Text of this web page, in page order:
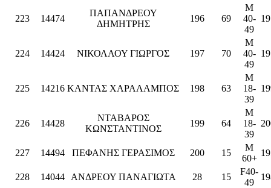
223 14474
ΠΑΠΑΝΔΡΕΟΥ
ΔΗΜΗΤΡΗΣ
196 69
M
40-
49
224 14424 ΝΙΚΟΛΑΟΥ ΓΙΩΡΓΟΣ 197 70
M
40-
49
225 14216 ΚΑΝΤΑΣ ΧΑΡΑΛΑΜΠΟΣ 198 63
M
18-
39
226 14428
ΝΤΑΒΑΡΟΣ
ΚΩΝΣΤΑΝΤΙΝΟΣ
199 64
M
18-
39
227 14494 ΠΕΦΑΝΗΣ ΓΕΡΑΣΙΜΟΣ 200 15
M
60+
228 14044 ΑΝΔΡΕΟΥ ΠΑΝΑΓΙΩΤΑ 28 15
F40-
49